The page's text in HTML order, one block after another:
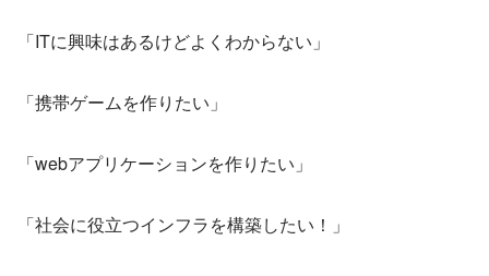
「ITに興味はあるけどよくわからない」
「携帯ゲームを作りたい」
「webアプリケーションを作りたい」
「社会に役立つインフラを構築したい！」